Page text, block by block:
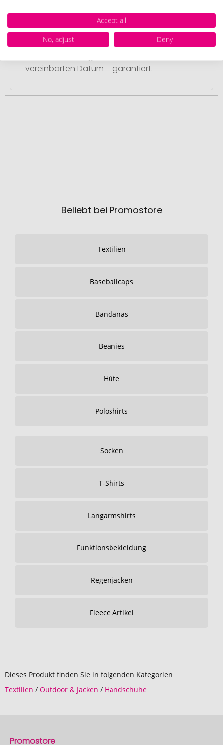
Pünktliche und schnelle Lieferung
Nach Ihrer Freigabe der Druckvorschau
vereinbarten Datum – garantiert.
Beliebt bei Promostore
Textilien
Baseballcaps
Bandanas
Beanies
Hüte
Poloshirts
Socken
T-Shirts
Langarmshirts
Funktionsbekleidung
Regenjacken
Fleece Artikel
Dieses Produkt finden Sie in folgenden Kategorien
Textilien / Outdoor & Jacken / Handschuhe
Promostore
Accept all
No, adjust
Deny